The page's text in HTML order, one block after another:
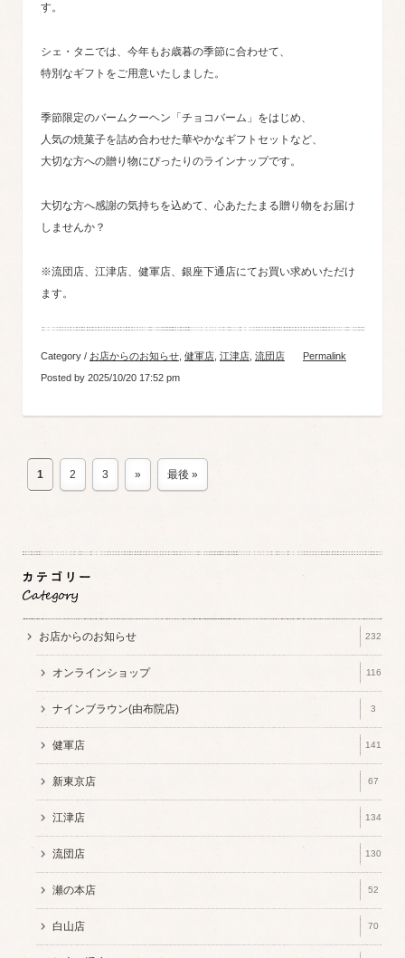
す。
シェ・タニでは、今年もお歳暮の季節に合わせて、
特別なギフトをご用意いたしました。
季節限定のバームクーヘン「チョコバーム」をはじめ、
人気の焼菓子を詰め合わせた華やかなギフトセットなど、
大切な方への贈り物にぴったりのラインナップです。
大切な方へ感謝の気持ちを込めて、心あたたまる贈り物をお届け
しませんか？
※流団店、江津店、健軍店、銀座下通店にてお買い求めいただけ
ます。
Category / お店からのお知らせ 健軍店 江津店 流団店
Permalink
Posted by 2025/10/20 17:52 pm
1 2 3 » 最後 »
お店からのお知らせ 232
オンラインショップ 116
ナインブラウン(由布院店) 3
健軍店 141
新東京店 67
江津店 134
流団店 130
瀬の本店 52
白山店 70